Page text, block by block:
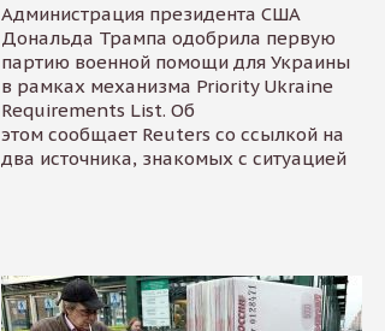
Администрация президента США
Дональда Трампа одобрила первую
партию военной помощи для Украины
в рамках механизма Priority Ukraine
Requirements List. Об
этом сообщает Reuters со ссылкой на
два источника, знакомых с ситуацией